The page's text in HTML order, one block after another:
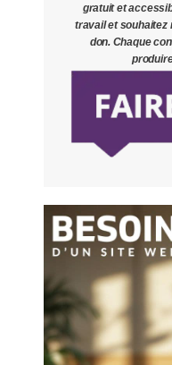
gratuit et
travail et souhaitez
don. Chaque